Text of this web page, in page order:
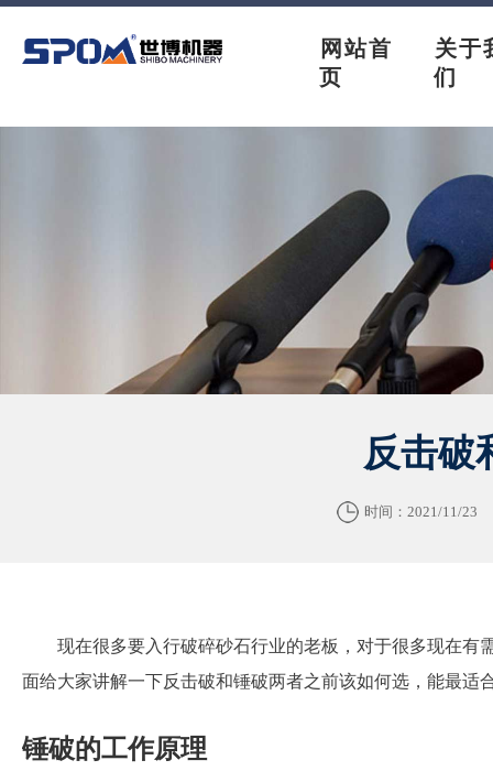
网站首
页
关于
们
反击破
时间：2021/11/23
现在很多要入行破碎砂石行业的老板，对于很多现在有
面给大家讲解一下反击破和锤破两者之前该如何选，能最适
锤破的工作原理